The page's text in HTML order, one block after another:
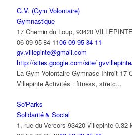
G.V. (Gym Volontaire)
Gymnastique
17 Chemin du Loup, 93420 VILLEPINTE
06 09 95 84 1106 09 95 84 11
gv.villepinte@gmail.com
http://sites.google.com/site/
La Gym Volontaire Gymnase Infroit 17
Villepinte Activités : fitness, stretc...
So'Parks
Solidarité & Social
1, rue du Vercors 93420 Villepinte 0.32